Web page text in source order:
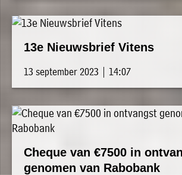
13e Nieuwsbrief Vitens
13 september 2023 | 14:07
Cheque van €7500 in
genomen van Rabobank